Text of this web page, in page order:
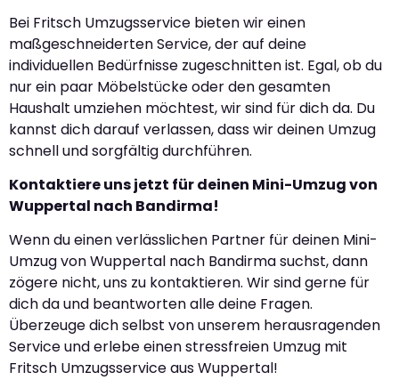
Bei Fritsch Umzugsservice bieten wir einen
maßgeschneiderten Service, der auf deine
individuellen Bedürfnisse zugeschnitten ist. Egal, ob du
nur ein paar Möbelstücke oder den gesamten
Haushalt umziehen möchtest, wir sind für dich da. Du
kannst dich darauf verlassen, dass wir deinen Umzug
schnell und sorgfältig durchführen.
Kontaktiere uns jetzt für deinen Mini-Umzug von
Wuppertal nach Bandirma!
Wenn du einen verlässlichen Partner für deinen Mini-
Umzug von Wuppertal nach Bandirma suchst, dann
zögere nicht, uns zu kontaktieren. Wir sind gerne für
dich da und beantworten alle deine Fragen.
Überzeuge dich selbst von unserem herausragenden
Service und erlebe einen stressfreien Umzug mit
Fritsch Umzugsservice aus Wuppertal!